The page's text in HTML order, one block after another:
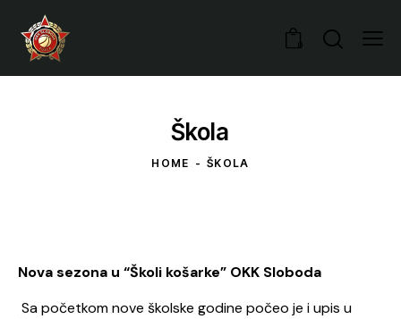
0
Škola
HOME ŠKOLA
Nova sezona u “Školi košarke” OKK Sloboda
Sa početkom nove školske godine počeo je i upis u